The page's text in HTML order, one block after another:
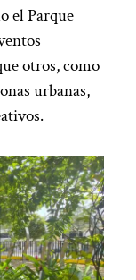
el Parque
otros, como
urbanas,